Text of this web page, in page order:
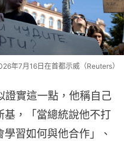
年7月16日在首都示威（Reuters）
證實這一點，他稱自己
基，「當總統說他不打
習如何與他合作」、